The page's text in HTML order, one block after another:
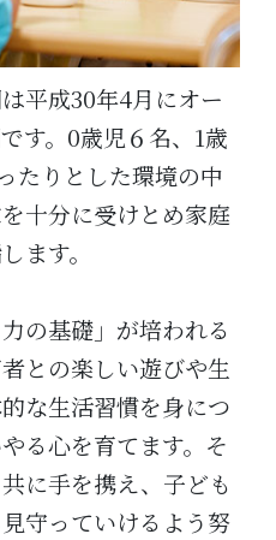
平成30年4月にオー
す。0歳児６名、1歳
たりとした環境の中
十分に受けとめ家庭
ます。
の基礎」が培われる
との楽しい遊びや生
な生活習慣を身につ
る心を育てます。そ
に手を携え、子ども
守っていけるよう努